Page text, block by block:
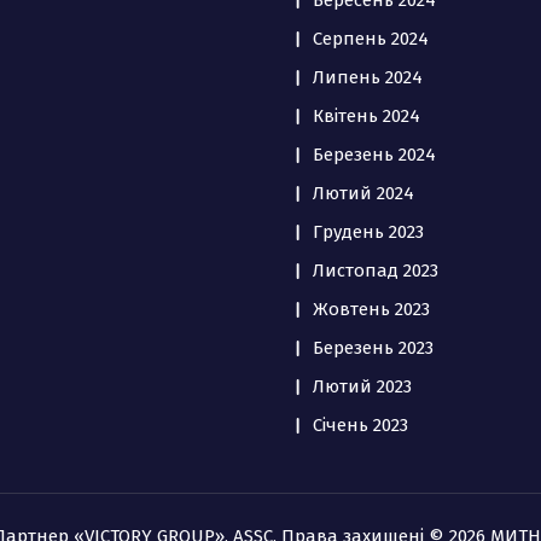
Серпень 2024
Липень 2024
Квітень 2024
Березень 2024
Лютий 2024
Грудень 2023
Листопад 2023
Жовтень 2023
Березень 2023
Лютий 2023
Січень 2023
«VICTORY GROUP», ASSC. Права захищені © 2026